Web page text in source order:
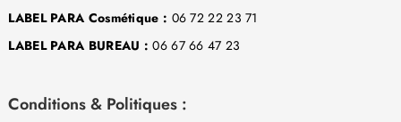
LABEL PARA Cosmétique : 06 72 22 23 71
LABEL PARA BUREAU : 06 67 66 47 23
Conditions & Politiques :